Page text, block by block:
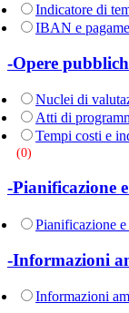
Indicatore di
IBAN e
-Opere
Nuclei di
Atti di
Tempi costi e
(0)
-Pianificazione
Pianificazione
-Informazioni
Informazioni